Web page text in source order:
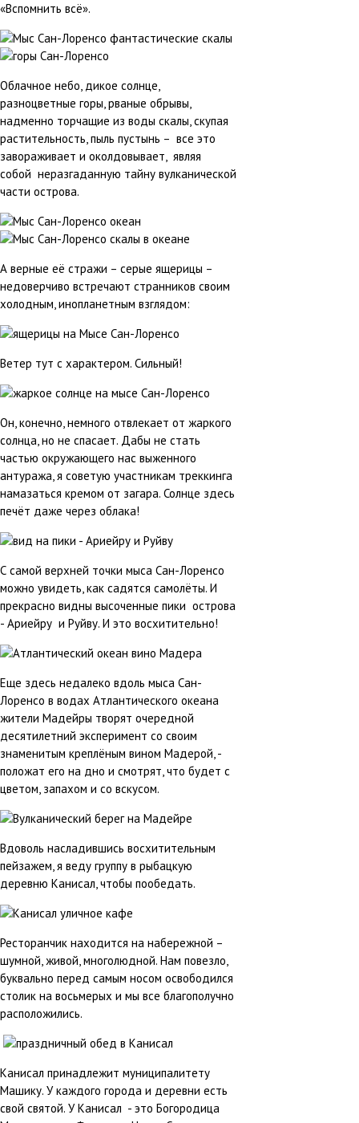
«Вспомнить всё».
Облачное небо, дикое солнце,
разноцветные горы, рваные обрывы,
надменно торчащие из воды скалы, скупая
растительность, пыль пустынь – все это
завораживает и околдовывает, являя
собой неразгаданную тайну вулканической
части острова.
А верные её стражи – серые ящерицы –
недоверчиво встречают странников своим
холодным, инопланетным взглядом:
Ветер тут с характером. Сильный!
Он, конечно, немного отвлекает от жаркого
солнца, но не спасает. Дабы не стать
частью окружающего нас выженного
антуража, я советую участникам треккинга
намазаться кремом от загара. Солнце здесь
печёт даже через облака!
С самой верхней точки мыса Сан-Лоренсо
можно увидеть, как садятся самолёты. И
прекрасно видны высоченные пики острова
- Ариейру и Руйву. И это восхитительно!
Еще здесь недалеко вдоль мыса Сан-
Лоренсо в водах Атлантического океана
жители Мадейры творят очередной
десятилетний эксперимент со своим
знаменитым креплёным вином Мадерой, -
положат его на дно и смотрят, что будет с
цветом, запахом и со вскусом.
Вдоволь насладившись восхитительным
пейзажем, я веду группу в рыбацкую
деревню Канисал, чтобы пообедать.
Ресторанчик находится на набережной –
шумной, живой, многолюдной. Нам повезло,
буквально перед самым носом освободился
столик на восьмерых и мы все благополучно
расположились.
Канисал принадлежит муниципалитету
Машику. У каждого города и деревни есть
свой святой. У Канисал - это Богородица